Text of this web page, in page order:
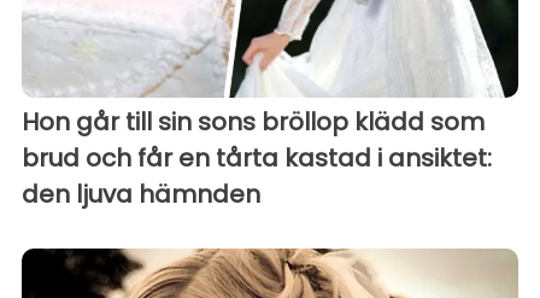
Hon går till sin sons bröllop klädd som
brud och får en tårta kastad i ansiktet:
den ljuva hämnden